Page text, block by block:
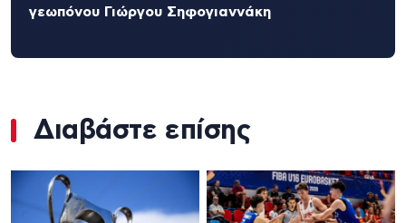
γεωπόνου Γιώργου Σηφογιαννάκη
Διαβάστε επίσης